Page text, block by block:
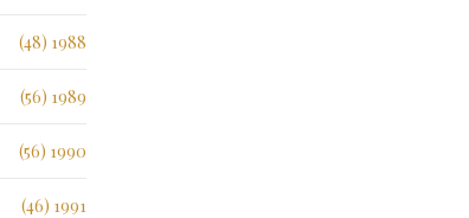
1988 (48)
1989 (56)
1990 (56)
1991 (46)